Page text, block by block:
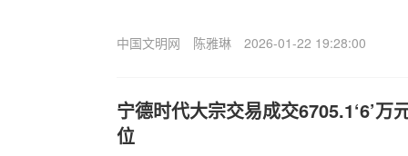
中国文明网 陈雅琳 2026-01-22 19:28:00
宁德时代大宗交易成交6705.1‘6’万
位